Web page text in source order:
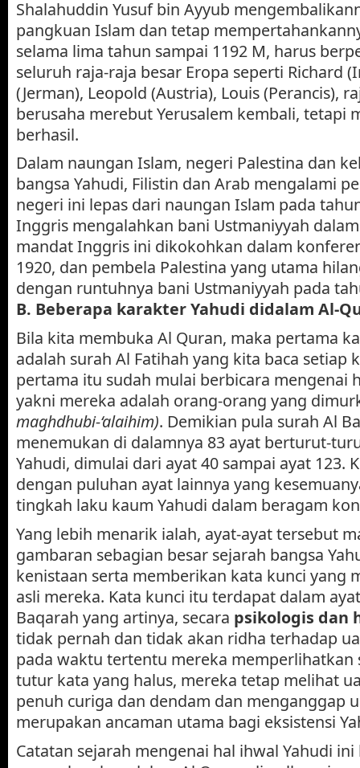
Shalahuddin Yusuf bin Ayyub
pangkuan Islam dan tetap
selama lima tahun sampai 1192 M, harus
seluruh raja-raja besar Eropa seperti Richard
(Jerman), Leopold (Austria), Louis (Perancis),
berusaha merebut Yerusalem kembali, tetapi
berhasil.
Dalam naungan Islam, negeri Palestina dan
bangsa Yahudi, Filistin dan Arab mengalami
negeri ini lepas dari naungan Islam pada
Inggris mengalahkan bani Ustmaniyyah
mandat Inggris ini dikokohkan dalam
1920, dan pembela Palestina yang utama
dengan runtuhnya bani Ustmaniyyah pada
B. Beberapa karakter Yahudi didalam Al-
Bila kita membuka Al Quran, maka pertama
adalah surah Al Fatihah yang kita baca setiap
pertama itu sudah mulai berbicara mengenai
yakni mereka adalah orang-orang yang
maghdhubi-‘alaihim). Demikian pula surah Al
menemukan di dalamnya 83 ayat berturut-
Yahudi, dimulai dari ayat 40 sampai ayat 123.
dengan puluhan ayat lainnya yang
tingkah laku kaum Yahudi dalam beragam
Yang lebih menarik ialah, ayat-ayat tersebut
gambaran sebagian besar sejarah bangsa
kenistaan serta memberikan kata kunci yang
asli mereka. Kata kunci itu terdapat dalam
Baqarah yang artinya, secara psikologis dan
tidak pernah dan tidak akan ridha terhadap
pada waktu tertentu mereka memperlihatkan
tutur kata yang halus, mereka tetap melihat
penuh curiga dan dendam dan menganggap
merupakan ancaman utama bagi eksistensi
Catatan sejarah mengenai hal ihwal Yahudi